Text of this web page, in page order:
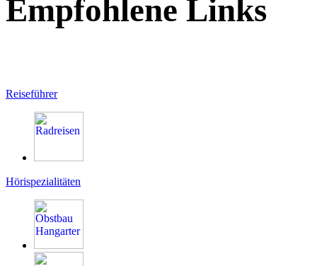
Empfohlene Links
Reiseführer
Hörispezialitäten